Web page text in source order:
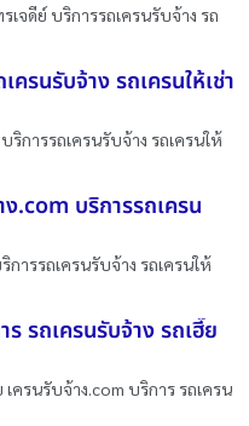
จดีย์ บริการรถเครนรับจ้าง รถ
รนรับจ้าง รถเครนให้เช่า
การรถเครนรับจ้าง รถเครนให้
.com บริการรถเครน
ารรถเครนรับจ้าง รถเครนให้
รถเครนรับจ้าง รถเฮี๊ย
ครนรับจ้าง.com บริการ รถเครน